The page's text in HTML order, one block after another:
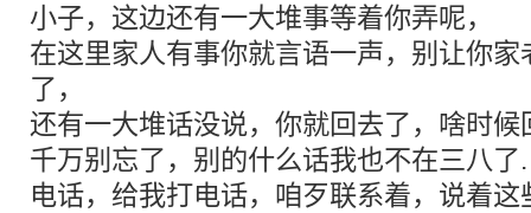
小子，这边还有一大堆事等着你弄呢，
在这里家人有事你就言语一声，别让你
了，
还有一大堆话没说，你就回去了，啥时候
千万别忘了，别的什么话我也不在三八了.
电话，给我打电话，咱歹联系着，说着